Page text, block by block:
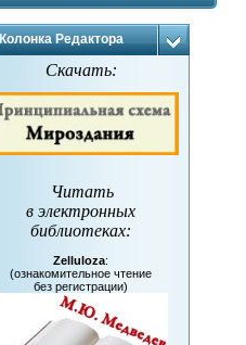
Колонка Редактора
Скачать:
Читать
в электронных
библиотеках:
Zelluloza:
(ознакомительное чтение
без регистрации)